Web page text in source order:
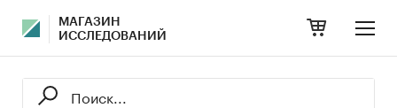
МАГАЗИН
ИССЛЕДОВАНИЙ